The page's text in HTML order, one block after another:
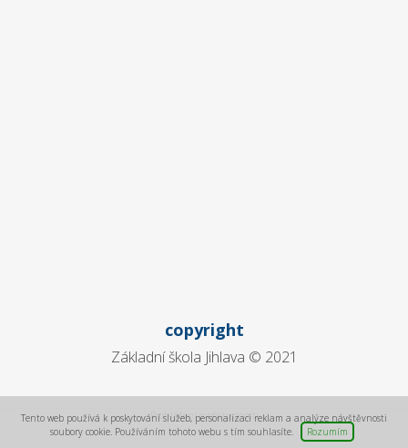
copyright
Základní škola Jihlava © 2021
Prohlášení o přístupnosti
Tento web používá k poskytování služeb, personalizaci reklam a analýze návštěvnosti
soubory cookie. Používáním tohoto webu s tím souhlasíte.
Rozumím